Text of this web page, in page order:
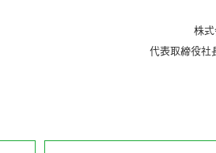
株
代表取締役